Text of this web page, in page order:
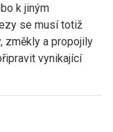
k jiným
se musí totiž
změkly a propojily
vynikající